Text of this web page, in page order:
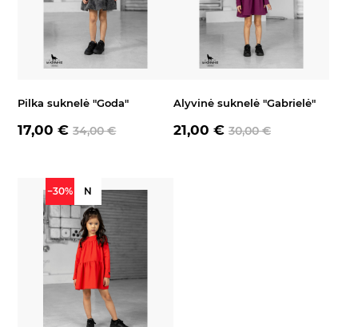
Pilka suknelė "Goda"
17,00 €34,00 €
Alyvinė suknelė "Gabrielė"
21,00 € 30,00 €
−30% N